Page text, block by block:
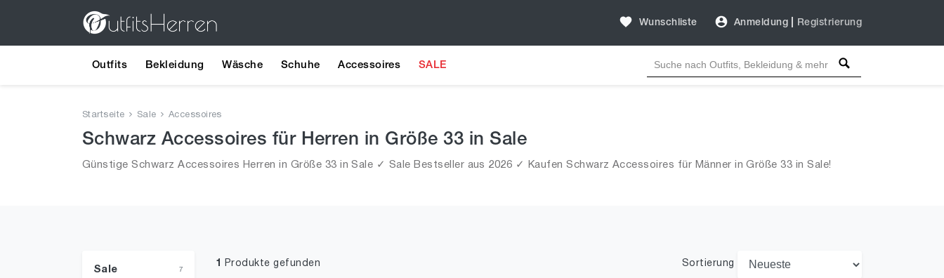
Wunschliste Anmeldung Registrierung
Outfits Bekleidung Wäsche Schuhe Accessoires SALE
Startseite Sale Accessoires
Schwarz Accessoires für Herren in Größe 33 in Sale
Günstige Schwarz Accessoires Herren in Größe 33 in Sale ✓ Sale Bestseller aus 2026 ✓ Kaufen Schwarz Accessoires für Männer in Größe 33 in Sale!
Sale
7
1 Produkte gefunden Sortierung